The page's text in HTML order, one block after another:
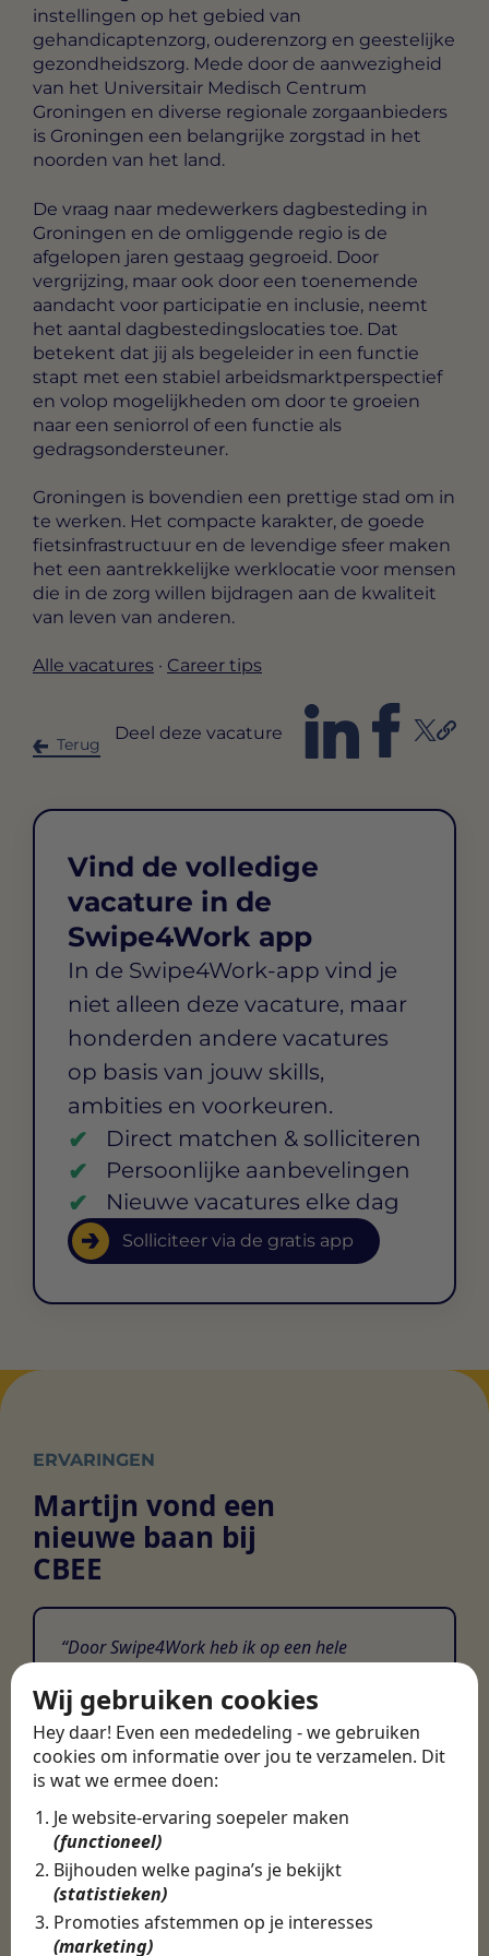
Wij gebruiken cookies
Hey daar! Even een mededeling - we gebruiken
cookies om informatie over jou te verzamelen. Dit
is wat we ermee doen:
Je website-ervaring soepeler maken
(functioneel)
Bijhouden welke pagina’s je bekijkt
(statistieken)
Promoties afstemmen op je interesses
(marketing)
instellingen op het gebied van
gehandicaptenzorg, ouderenzorg en geestelijke
gezondheidszorg. Mede door de aanwezigheid
van het Universitair Medisch Centrum
Groningen en diverse regionale zorgaanbieders
is Groningen een belangrijke zorgstad in het
noorden van het land.
De vraag naar medewerkers dagbesteding in
Groningen en de omliggende regio is de
afgelopen jaren gestaag gegroeid. Door
vergrijzing, maar ook door een toenemende
aandacht voor participatie en inclusie, neemt
het aantal dagbestedingslocaties toe. Dat
betekent dat jij als begeleider in een functie
stapt met een stabiel arbeidsmarktperspectief
en volop mogelijkheden om door te groeien
naar een seniorrol of een functie als
gedragsondersteuner.
Groningen is bovendien een prettige stad om in
te werken. Het compacte karakter, de goede
fietsinfrastructuur en de levendige sfeer maken
het een aantrekkelijke werklocatie voor mensen
die in de zorg willen bijdragen aan de kwaliteit
van leven van anderen.
Alle vacatures · Career tips
Terug
Deel deze vacature
Vind de volledige
vacature in de
Swipe4Work app
In de Swipe4Work-app vind je
niet alleen deze vacature, maar
honderden andere vacatures
op basis van jouw skills,
ambities en voorkeuren.
Direct matchen & solliciteren
Persoonlijke aanbevelingen
Nieuwe vacatures elke dag
Solliciteer via de gratis app
ERVARINGEN
Martijn vond een
nieuwe baan bij
CBEE
Door Swipe4Work heb ik op een hele
een hele leuke nieuwe baan gevonden. Met heel
veel nieuwe uitdagingen!
Martijn
Certinia Consultant